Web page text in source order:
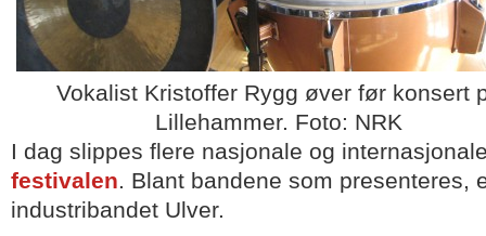
Vokalist Kristoffer Rygg øver før konsert
Lillehammer. Foto: NRK
I dag slippes flere nasjonale og
festivalen. Blant bandene som presenteres,
industribandet Ulver.